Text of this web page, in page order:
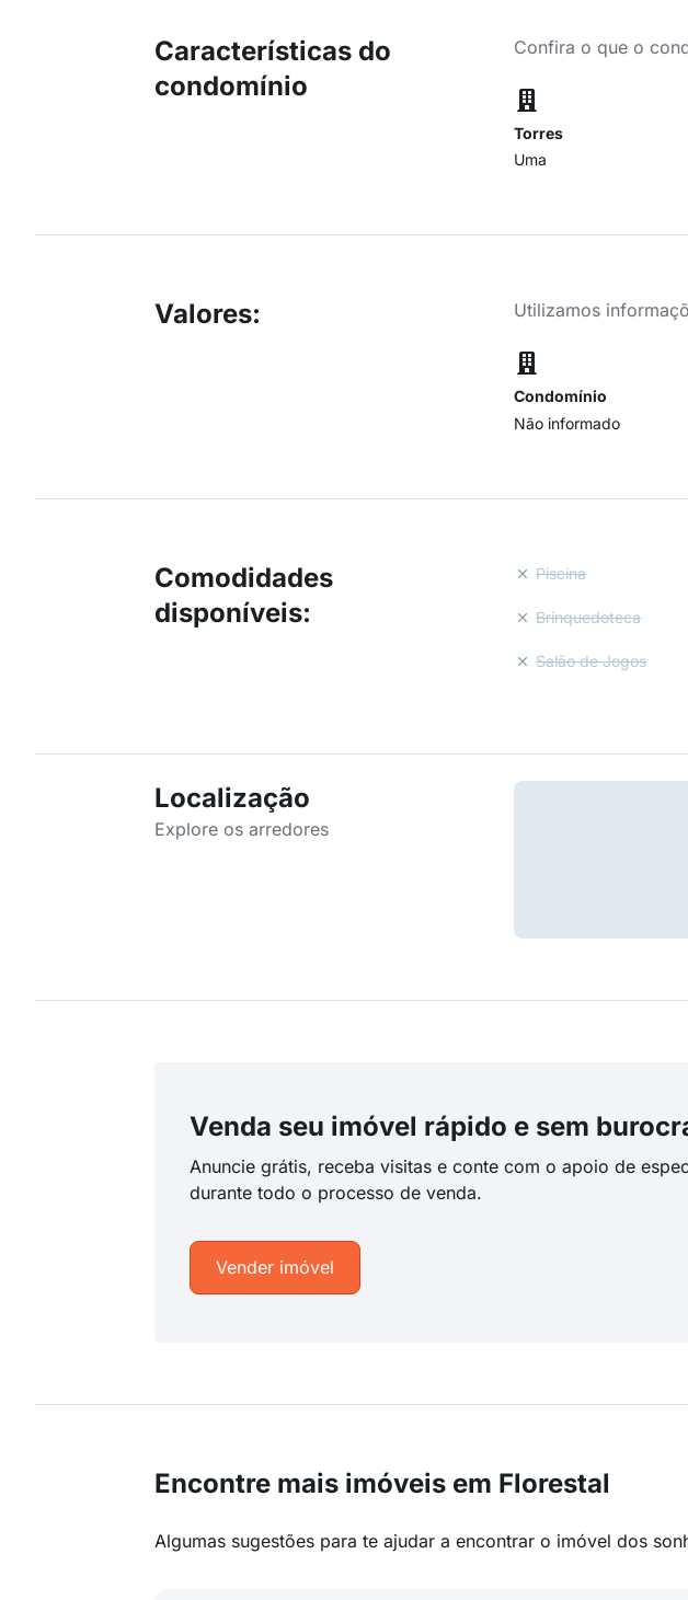
Características do
condomínio
Confira o que o
Torres
Uma
Valores: Utilizamos
Condomínio
Não informado
Comodidades
disponíveis:
Piscina
Brinquedoteca
Salão de Jogos
Localização
Explore os arredores
Venda seu imóvel rápido e sem
Anuncie grátis, receba visitas e conte com o apoio de
durante todo o processo de venda.
Vender imóvel
Encontre mais imóveis em Florestal
Algumas sugestões para te ajudar a encontrar o imóvel dos